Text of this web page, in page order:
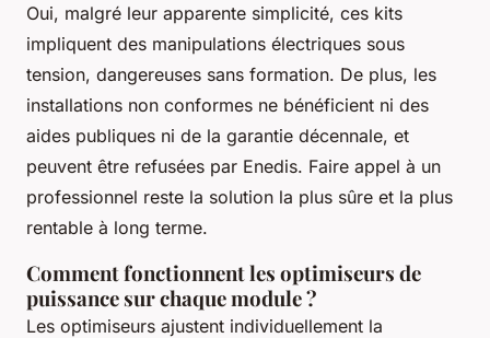
Oui, malgré leur apparente simplicité, ces kits
impliquent des manipulations électriques sous
tension, dangereuses sans formation. De plus, les
installations non conformes ne bénéficient ni des
aides publiques ni de la garantie décennale, et
peuvent être refusées par Enedis. Faire appel à un
professionnel reste la solution la plus sûre et la plus
rentable à long terme.
Comment fonctionnent les optimiseurs de
puissance sur chaque module ?
Les optimiseurs ajustent individuellement la